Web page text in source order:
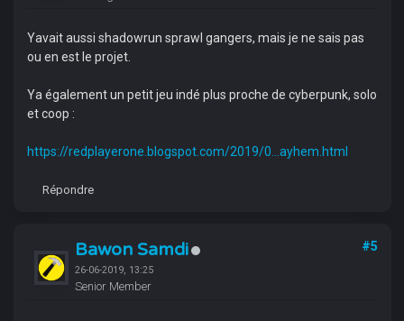
Yavait aussi shadowrun sprawl gangers, mais je ne sais pas
ou en est le projet.
Ya également un petit jeu indé plus proche de cyberpunk, solo
et coop :
https://redplayerone.blogspot.com/2019/0...ayhem.html
Répondre
Bawon Samdi
26-06-2019, 13:25
Senior Member
#5